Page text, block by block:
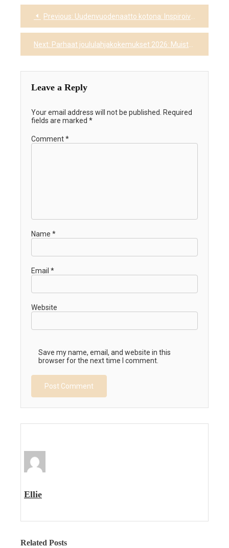
Post
navigation
Previous: Uudenvuodenaatto kotona: Inspiroivia juhlamenetelmiä
Next: Parhaat joululahjakokemukset 2026: Muistot, jotka kestävät kauemmin kuin tavarat
Leave a Reply
Your email address will not be published.
Required
fields are marked *
Comment*
Name *
Email *
Website
Save my name, email, and website in this
browser for the next time I comment.
Ellie
Related Posts